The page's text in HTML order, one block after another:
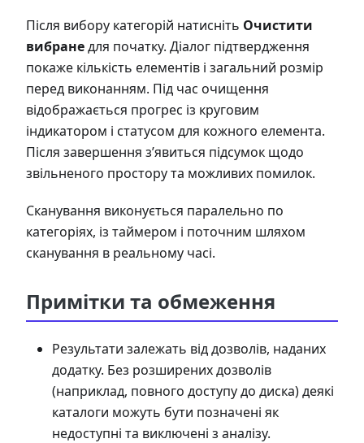
Після вибору категорій натисніть Очистити
вибранедля початку. Діалог підтвердження
покаже кількість елементів і загальний розмір
перед виконанням. Під час очищення
відображається прогрес із круговим
індикатором і статусом для кожного елемента.
Після завершення з’явиться підсумок щодо
звільненого простору та можливих помилок.
Сканування виконується паралельно по
категоріях, із таймером і поточним шляхом
сканування в реальному часі.
Примітки та обмеження
Результати залежать від дозволів, наданих
додатку. Без розширених дозволів
(наприклад, повного доступу до диска) деякі
каталоги можуть бути позначені як
недоступні та виключені з аналізу.